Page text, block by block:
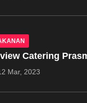
Catering
Mar, 2023